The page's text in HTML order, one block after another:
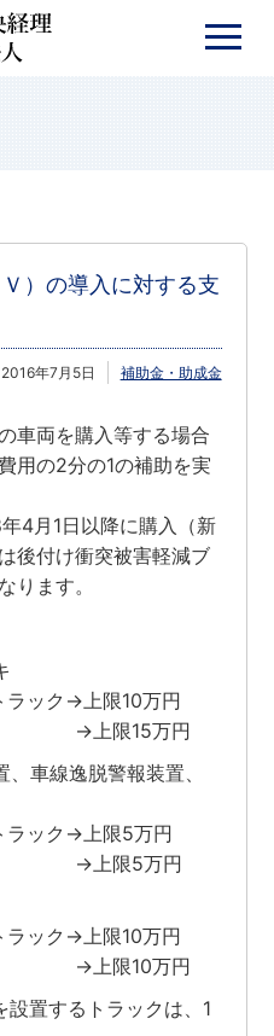
）の導入に対する支
2016年7月5日 補助金・助成金
車両を購入等する場合
用の2分の1の補助を実
4月1日以降に購入（新
後付け衝突被害軽減ブ
ります。
ラック→上限10万円
15万円
車線逸脱警報装置、
ラック→上限5万円
→上限5万円
ラック→上限10万円
10万円
置するトラックは、1